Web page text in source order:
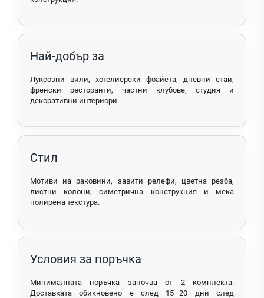
Най-добър за
Луксозни вили, хотелиерски фоайета, дневни стаи,
френски ресторанти, частни клубове, студия и
декоративни интериори.
Стил
Мотиви на раковини, завити релефи, цветна резба,
листни колони, симетрична конструкция и мека
полирена текстура.
Условия за поръчка
Минималната поръчка започва от 2 комплекта.
Доставката обикновено е след 15–20 дни след